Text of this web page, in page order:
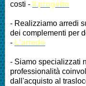
costi - Il progetto
- Realizziamo arredi
dei complementi per
- L'arredo
- Siamo specializzati
professionalità
dall'acquisto al